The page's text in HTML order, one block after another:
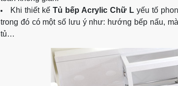
Khi thiết kế Tủ bếp Acrylic Chữ Lyếu tố
trong đó có một số lưu ý như: hướng bếp nấu,
tủ…